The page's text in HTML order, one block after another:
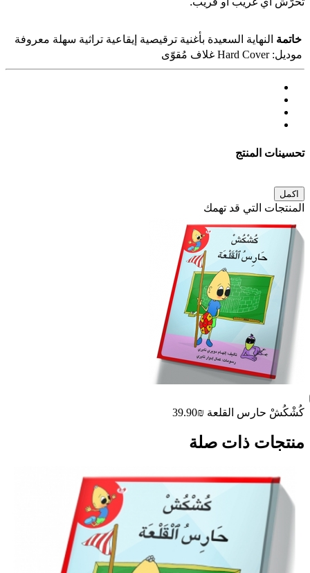
خاتمة النهاية السعيدة بأغنية ترقيصية إيقاعية تراثية سهلة معروفة
موديل: Hard Cover غلاف مُقوّى
تحسينات المنتج
اكمل
المنتجات التي قد تهمك
كُشْكُشْ حارس القلعة ₪39.90
منتجات ذات صلة